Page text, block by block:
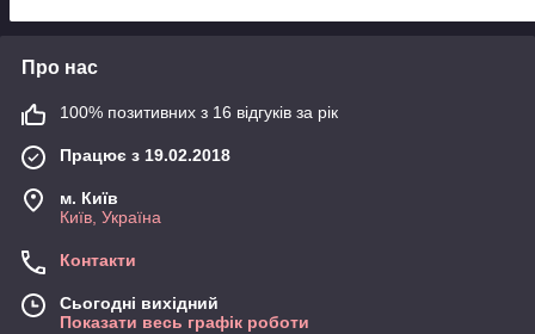
рп
ат
е,
ич
ес
Про нас
100% позитивних з 16 відгуків за рік
Працює з 19.02.2018
м. Київ
Київ, Україна
Контакти
Сьогодні вихідний
Показати весь графік роботи